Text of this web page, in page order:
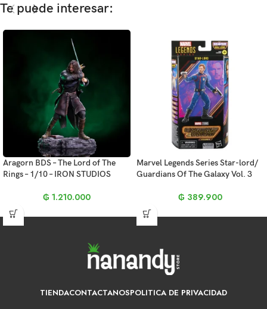
Te puede interesar:
Aragorn BDS – The Lord of The
Rings – 1/10 – IRON STUDIOS
₲ 1.210.000
Marvel Legends Series Star-lord/
Guardians Of The Galaxy Vol. 3
₲ 389.900
TIENDACONTACTANOSPOLITICA DE PRIVACIDAD